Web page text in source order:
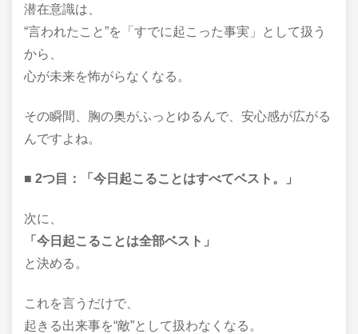
潜在意識は、
“言われたこと”を「すでに起こった事実」として扱う
から、
心が未来を怖がらなくなる。
その瞬間、胸の奥がふっとゆるんで、安心感が広がる
んですよね。
■ 2つ目：「今日起こることはすべてベスト。」
次に、
「今日起こることは全部ベスト」
と決める。
これを言うだけで、
起きる出来事を“敵”として扱わなくなる。